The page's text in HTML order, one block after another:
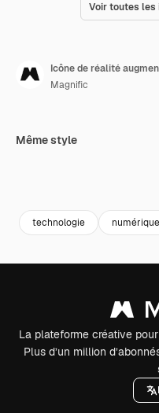
Voir toutes les
Icône de réalité
Magnific
Même style
technologie numérique
La plateforme créative
Plus d’un million